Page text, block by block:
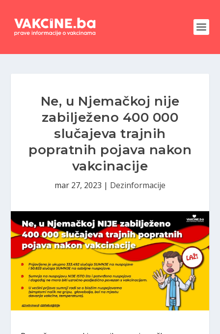
Ne, u Njemačkoj nije
zabilježeno 400 000
slučajeva trajnih
popratnih pojava nakon
vakcinacije
mar 27, 2023 | Dezinformacije